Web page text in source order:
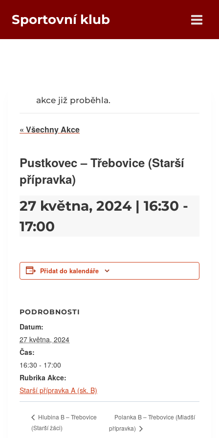
Sportovní klub
akce již proběhla.
« Všechny Akce
Pustkovec – Třebovice (Starší
přípravka)
27 května, 2024 | 16:30 -
17:00
Přidat do kalendáře
PODROBNOSTI
Datum:
27 května, 2024
Čas:
16:30 - 17:00
Rubrika Akce:
Starší přípravka A (sk. B)
Hlubina B – Třebovice
(Starší žáci)
Polanka B – Třebovice (Mladší
přípravka)